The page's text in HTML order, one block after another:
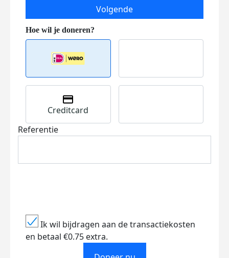
Volgende
Creditcard
Referentie
Ik wil bijdragen aan de transactiekosten
en betaal €0.75 extra.